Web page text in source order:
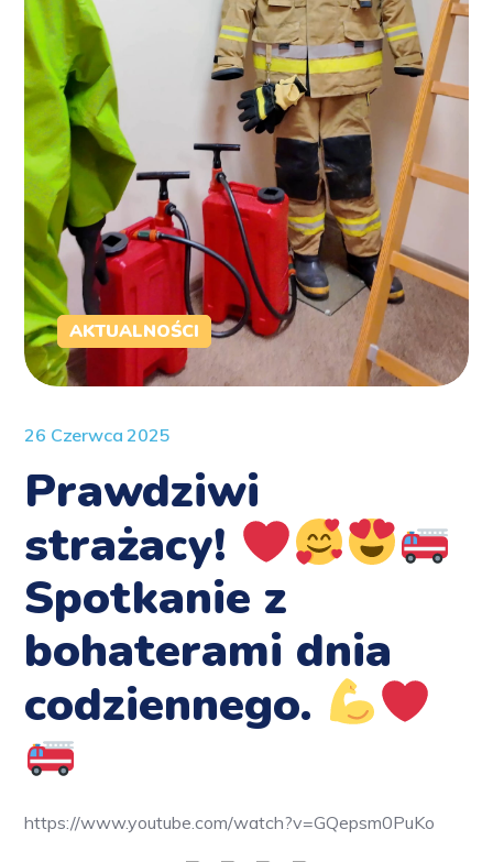
AKTUALNOŚCI
26 Czerwca 2025
Prawdziwi
strażacy!
Spotkanie z
bohaterami dnia
codziennego.
https://www.youtube.com/watch?v=GQepsm0PuKo